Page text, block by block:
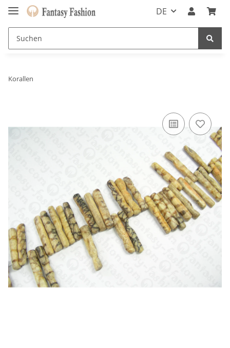
DE
Korallen